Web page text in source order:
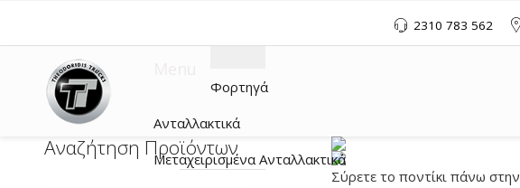
2310 783 562
Φορτηγά
Ανταλλακτικά
Μεταχειρισμένα Ανταλλακτικά
Αναζήτηση Προϊόντων
Σύρετε το ποντίκι πάνω στην